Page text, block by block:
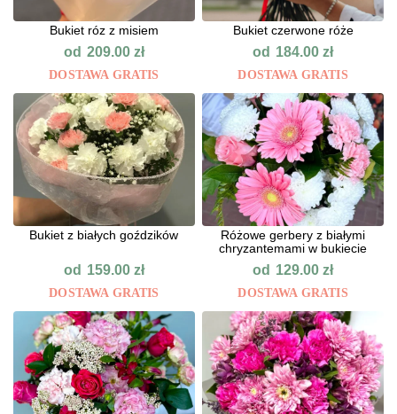
Bukiet róz z misiem
od 209.00 zł
DOSTAWA GRATIS
Bukiet czerwone róże
od 184.00zł
DOSTAWA GRATIS
Bukiet z białych goździków
od 159.00 zł
DOSTAWA GRATIS
Różowe gerbery z białymi
chryzantemami w bukiecie
od 129.00zł
DOSTAWA GRATIS